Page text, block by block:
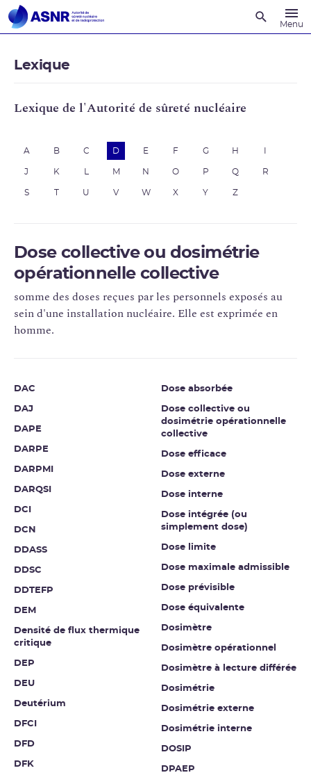
Menu
Lexique
Lexique de l'Autorité de sûreté nucléaire
A B C D E F G H
J K M N O P Q R
S U V W X Y Z
Dose collective ou dosimétrie
opérationnelle collective
somme des doses reçues par les personnels exposés au
sein d'une installation nucléaire. Elle est exprimée en
homme.
DAC
DAJ
DAPE
DARPE
DARPMI
DARQSI
DCI
DCN
DDASS
DDSC
DDTEFP
DEM
Densité de flux thermique
critique
DEP
DEU
Deutérium
DFCI
DFD
DFK
Dose absorbée
Dose collective ou
dosimétrie opérationnelle
collective
Dose efficace
Dose externe
Dose interne
Dose intégrée (ou
simplement dose)
Dose limite
Dose maximale admissible
Dose prévisible
Dose équivalente
Dosimètre
Dosimètre opérationnel
Dosimètre à lecture différée
Dosimétrie
Dosimétrie externe
Dosimétrie interne
DOSIP
DPAEP